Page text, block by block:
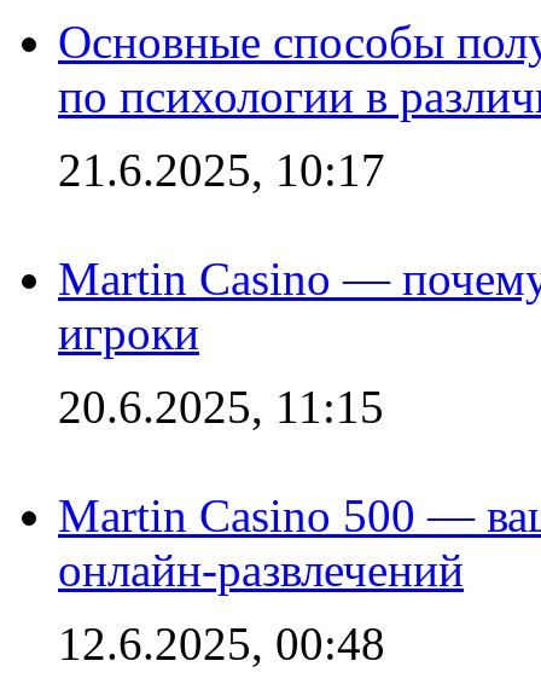
Основные способы
по психологии в
21.6.2025, 10:17
Martin Casino —
игроки
20.6.2025, 11:15
Martin Casino 500 —
онлайн-развлечений
12.6.2025, 00:48